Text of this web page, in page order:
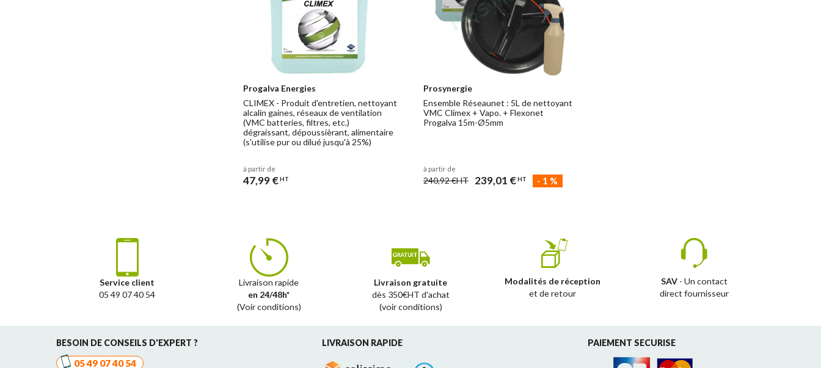
Progalva Energies
CLIMEX - Produit d'entretien, nettoyant
alcalin gaines, réseaux de ventilation
(VMC batteries, filtres, etc.)
dégraissant, dépoussièrant, alimentaire
(s'utilise pur ou dilué jusqu'à 25%)
à partir de
47,99 €HT
Prosynergie
Ensemble Réseaunet : 5L de nettoyant
VMC Climex + Vapo. + Flexonet
Progalva 15m-Ø5mm
à partir de
240,92 €HT 239,01 €HT - 1 %
Service client
05 49 07 40 54
Livraison rapide
en 24/48h*
(Voir conditions)
Livraison gratuite
dès 350€HT d'achat
(voir conditions)
Modalités de réception
et de retour
SAV- Un contact
direct fournisseur
BESOIN DE CONSEILS D'EXPERT ?
05 49 07 40 54
LIVRAISON RAPIDE PAIEMENT SECURISE